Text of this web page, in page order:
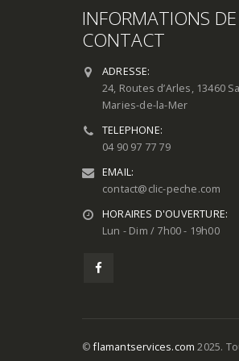
INFORMATIONS DE
CONTACT
ADRESSE:
24, Routes d’Arles, 13460
Maries-de-la-Mer
TELEPHONE:
04 90 97 77 79
EMAIL:
contact@clic-peche.com
HORAIRES D'OUVERTURE:
Lun - Dim / 7h00 - 19h00
©flamantservices.com 2025.